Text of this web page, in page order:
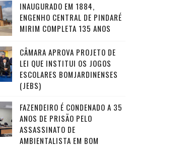
INAUGURADO EM 1884,
ENGENHO CENTRAL DE PINDARÉ
MIRIM COMPLETA 135 ANOS
CÂMARA APROVA PROJETO DE
LEI QUE INSTITUI OS JOGOS
ESCOLARES BOMJARDINENSES
(JEBS)
FAZENDEIRO É CONDENADO A 35
ANOS DE PRISÃO PELO
ASSASSINATO DE
AMBIENTALISTA EM BOM